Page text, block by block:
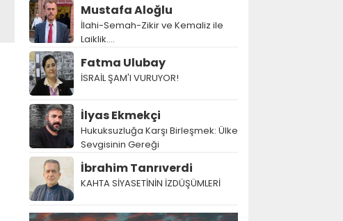
Mustafa Aloğlu
İlahi-Semah-Zikir ve Kemaliz ile
Laiklik….
Fatma Ulubay
İSRAİL ŞAM'I VURUYOR!
İlyas Ekmekçi
Hukuksuzluğa Karşı Birleşmek: Ülke
Sevgisinin Gereği
İbrahim Tanrıverdi
KAHTA SİYASETİNİN İZDÜŞÜMLERİ